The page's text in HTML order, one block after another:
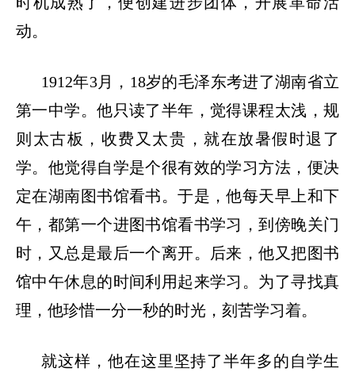
动。
1912年3月， 18岁的毛泽东考进了湖南省立
第一中学。他只读了半年，觉得课程太浅，规
则太古板，收费又太贵，就在放暑假时退了
学。他觉得自学是个很有效的学习方法，便决
定在湖南图书馆看书。于是，他每天早上和下
午，都第一个进图书馆看书学习，到傍晚关门
时，又总是最后一个离开。后来，他又把图书
馆中午休息的时间利用起来学习。为了寻找真
理，他珍惜一分一秒的时光，刻苦学习着。
就这样，他在这里坚持了半年多的自学生